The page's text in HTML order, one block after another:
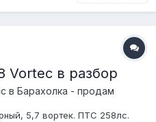
Vortec в разбор
в Барахолка - продам
5,7 вортек. ПТС 258лс.